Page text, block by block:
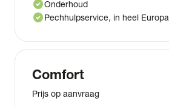
check_circleOnderhoud
check_circlePechhulpservice, in heel Europa
Comfort
Prijs op aanvraag